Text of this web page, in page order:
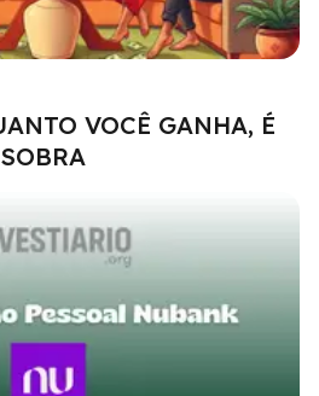
VOCÊ GANHA, É